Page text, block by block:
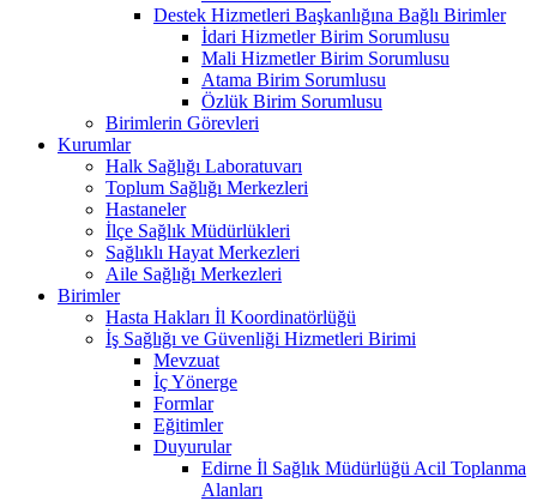
Destek Hizmetleri Başkanlığına Bağlı Birimler
İdari Hizmetler Birim Sorumlusu
Mali Hizmetler Birim Sorumlusu
Atama Birim Sorumlusu
Özlük Birim Sorumlusu
Birimlerin Görevleri
Kurumlar
Halk Sağlığı Laboratuvarı
Toplum Sağlığı Merkezleri
Hastaneler
İlçe Sağlık Müdürlükleri
Sağlıklı Hayat Merkezleri
Aile Sağlığı Merkezleri
Birimler
Hasta Hakları İl Koordinatörlüğü
İş Sağlığı ve Güvenliği Hizmetleri Birimi
Mevzuat
İç Yönerge
Formlar
Eğitimler
Duyurular
Edirne İl Sağlık Müdürlüğü Acil Toplanma
Alanları